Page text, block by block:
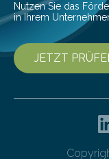
Nutzen Sie das
in Ihrem
JETZT